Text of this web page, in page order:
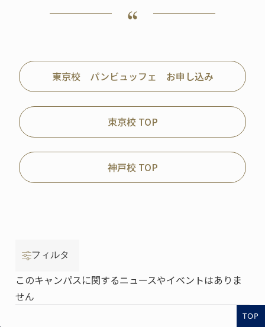
東京校 パンビュッフェ お申し込み
東京校 TOP
神戸校 TOP
フィルタ
このキャンパスに関するニュースやイベントはありま
せん
TOP